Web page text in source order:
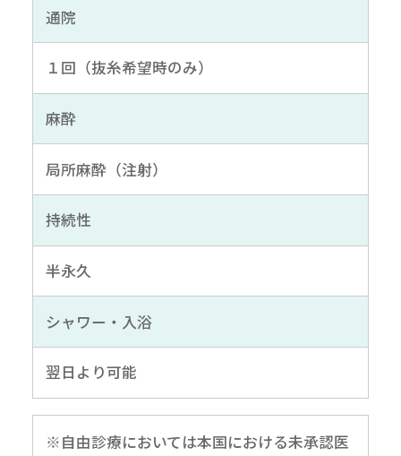
通院
１回（抜糸希望時のみ）
麻酔
局所麻酔（注射）
持続性
半永久
シャワー・入浴
翌日より可能
※自由診療においては本国における未承認医